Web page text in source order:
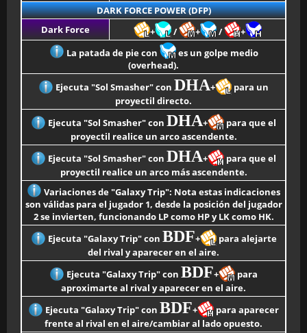
DARK FORCE POWER (DFP)
Dark Force
+ / + /
+
La patada de pie con
es un golpe medio
(overhead).
Ejecuta "Sol Smasher" con DHA+
para un
proyectil directo.
Ejecuta "Sol Smasher" con DHA+
para que el
proyectil realice un arco ascendente.
Ejecuta "Sol Smasher" con DHA+
para que el
proyectil realice un arco más ascendente.
Variaciones de "Galaxy Trip": Nota estas indicaciones
son válidas para el jugador 1, desde la posición del jugador
2 se invierten, funcionando LP como HP y LK como HK.
Ejecuta "Galaxy Trip" con BDF+
para alejarte
del rival y aparecer en el aire.
Ejecuta "Galaxy Trip" con BDF+
para
aproximarte al rival y aparecer en el aire.
Ejecuta "Galaxy Trip" con BDF+
para aparecer
frente al rival en el aire/cambiar al lado opuesto.